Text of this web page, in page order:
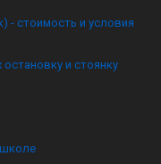
- стоимость и условия
и стоянку